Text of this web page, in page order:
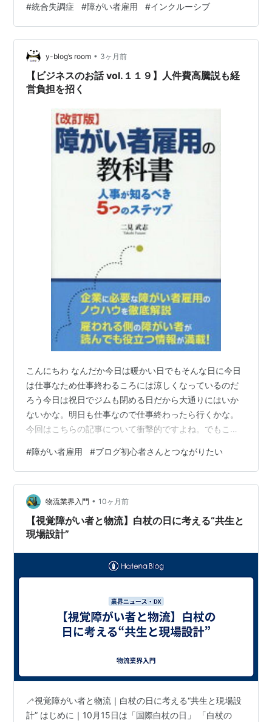
は病院受診で半日潰れたのだよね。病院について思うと
ころがあるが、ある程度、寛解してしまった今の状態な
ら土日も経営してるクリニックで薬だけもらうのがいい
のかなー？ などと思うのであるが、今の病院の先生はか
なり話がわかる人であり、統合失調症の転院というのは
再発リスクの塊である。 なんじゃろな。僕…
#統合失調症 #障がい者雇用 #インクルーシブ
y-blog’s room • 3ヶ月前
【ビジネスのお話 vol.１１９】人件費高騰説も経
営負担を招く
こんにちわ なんだか今日は暖かい日でもそんな日に今日
は仕事なため仕事終わるころには涼しくなっているのだ
ろう今日は祝日でジムも閉める日だから大通りにはいか
ないかな。明日も仕事なので仕事終わったら行くかな。
今回はこちらの記事について衝撃的ですよね。でもこれ
影響を与えているのかな。 ただ雇用されていた障がい者
の方々実際困りますよね。障害者ら１０００人規模の雇
用や居場所が失われる恐れ、絆ＨＤが５事業所閉鎖…救
済へ官民急ぐ（読売新聞オンライン） - Yahoo!ニュース
ただ運営母体が破産しないためには思い切った行動も大
事になるただ障がい者の方々は健常…
#障がい者雇用 #ブログ初心者さんとつながりたい
物流業界入門 • 10ヶ月前
【視覚障がい者と物流】白杖の日に考える“共生と
現場設計”
🦯視覚障がい者と物流｜白杖の日に考える“共生と現場設
計” はじめに｜10月15日は「国際白杖の日」 「白杖の